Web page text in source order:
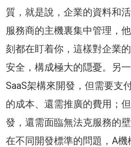
質，就是說，企業的資料和
服務商的主機裏集中管理，
刻都在盯着你，這樣對企業
安全，構成極大的隠憂。另
SaaS架構來開發，但需要支
的成本、還需推廣的費用；
發，還需面臨無法克服務的
在不同開發標準的問題，A機